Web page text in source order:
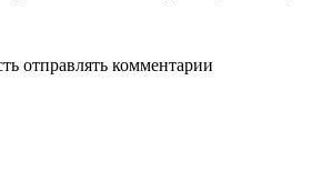
отправлять комментарии